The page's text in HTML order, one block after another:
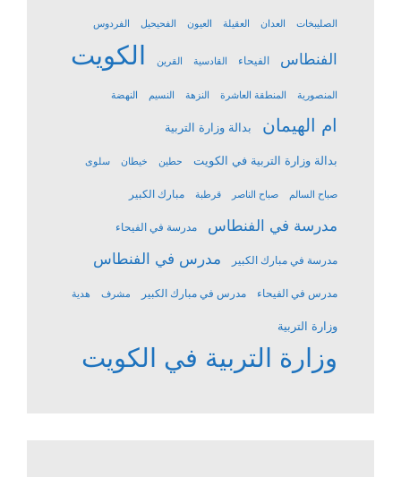
الصليبخات العدان العقيلة العيون الفحيحيل الفردوس
الفنطاس الفيحاء القادسية القرين الكويت
المنصورية المنطقة العاشرة النزهة النسيم النهضة
ام الهيمان بدالة وزارة التربية
بدالة وزارة التربية في الكويت حطين خيطان سلوى
صباح السالم صباح الناصر قرطبة مبارك الكبير
مدرسة في الفنطاس مدرسة في الفيحاء
مدرسة في مبارك الكبير مدرس في الفنطاس
مدرس في الفيحاء مدرس في مبارك الكبير مشرف هدية
وزارة التربية
وزارة التربية في الكويت